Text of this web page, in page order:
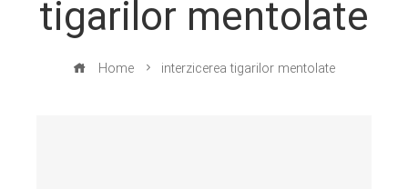
tigarilor mentolate
Home interzicerea tigarilor mentolate